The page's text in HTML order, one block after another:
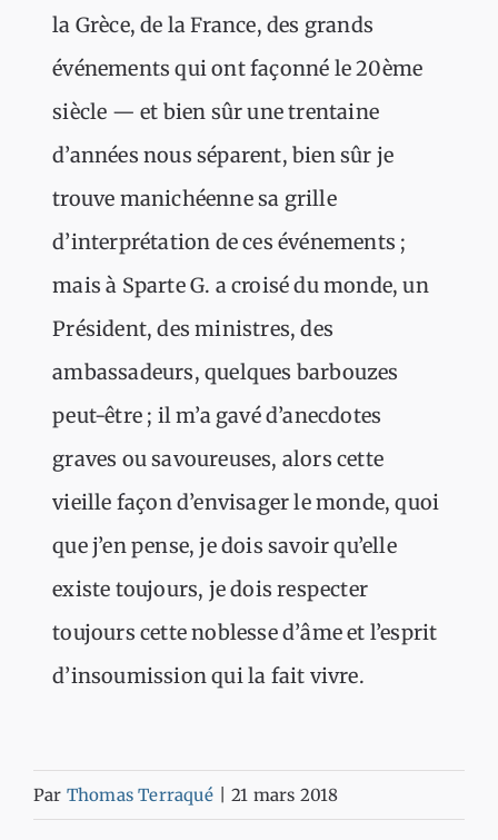
la Grèce, de la France, des grands
événements qui ont façonné le 20ème
siècle — et bien sûr une trentaine
d’années nous séparent, bien sûr je
trouve manichéenne sa grille
d’interprétation de ces événements ;
mais à Sparte G. a croisé du monde, un
Président, des ministres, des
ambassadeurs, quelques barbouzes
peut-être ; il m’a gavé d’anecdotes
graves ou savoureuses, alors cette
vieille façon d’envisager le monde, quoi
que j’en pense, je dois savoir qu’elle
existe toujours, je dois respecter
toujours cette noblesse d’âme et l’esprit
d’insoumission qui la fait vivre.
Par Thomas Terraqué 21 mars 2018